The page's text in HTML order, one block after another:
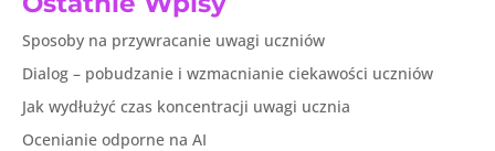
Sposoby na przywracanie uwagi uczniów
Dialog – pobudzanie i wzmacnianie ciekawości uczniów
Jak wydłużyć czas koncentracji uwagi ucznia
Ocenianie odporne na AI